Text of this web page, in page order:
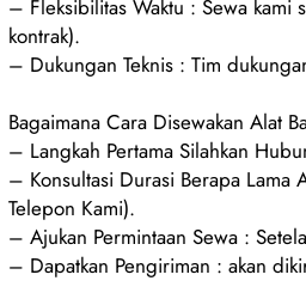
– Fleksibilitas Waktu : Sewa
kontrak).
– Dukungan Teknis : Tim
Bagaimana Cara Disewakan Alat
– Langkah Pertama Silahkan
– Konsultasi Durasi Berapa
Telepon Kami).
– Ajukan Permintaan Sewa :
– Dapatkan Pengiriman : akan